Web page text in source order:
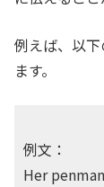
例えば、以
ます。
例文：
Her